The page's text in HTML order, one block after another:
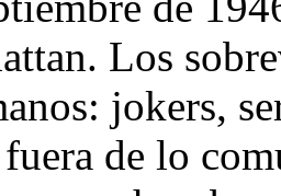
Los
jokers,
de lo